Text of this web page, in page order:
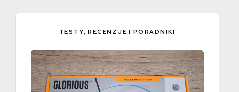
TESTY, RECENZJE I PORADNIKI